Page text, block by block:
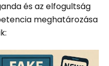
és az elfogultság
meghatározása